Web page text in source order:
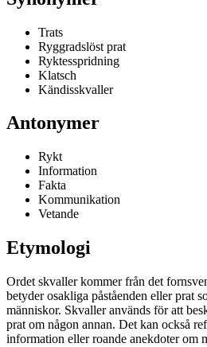
Trats
Ryggradslöst prat
Ryktesspridning
Klatsch
Kändisskvaller
Antonymer
Rykt
Information
Fakta
Kommunikation
Vetande
Etymologi
Ordet skvaller kommer från det
betyder osakliga påståenden eller prat
människor. Skvaller används för att
prat om någon annan. Det kan också
information eller roande anekdoter om